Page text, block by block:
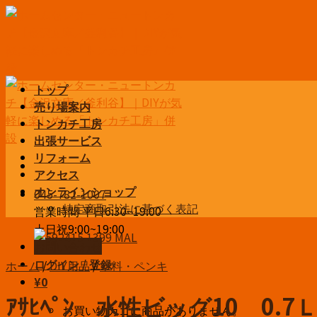
Skip
045-782-1007
営業時間 平日6:30~19:00
土日祝9:00~19:00
ログイン / 登録
¥0
お買い物カゴに商品がありません。
トップ
売り場案内
トンカチ工房
出張サービス
リフォーム
アクセス
オンラインショップ
特定商取引法に基づく表記
ホーム/DIY用品/塗料・ペンキ
ｱｻﾋﾍﾟﾝ 水性ビッグ10 0.7